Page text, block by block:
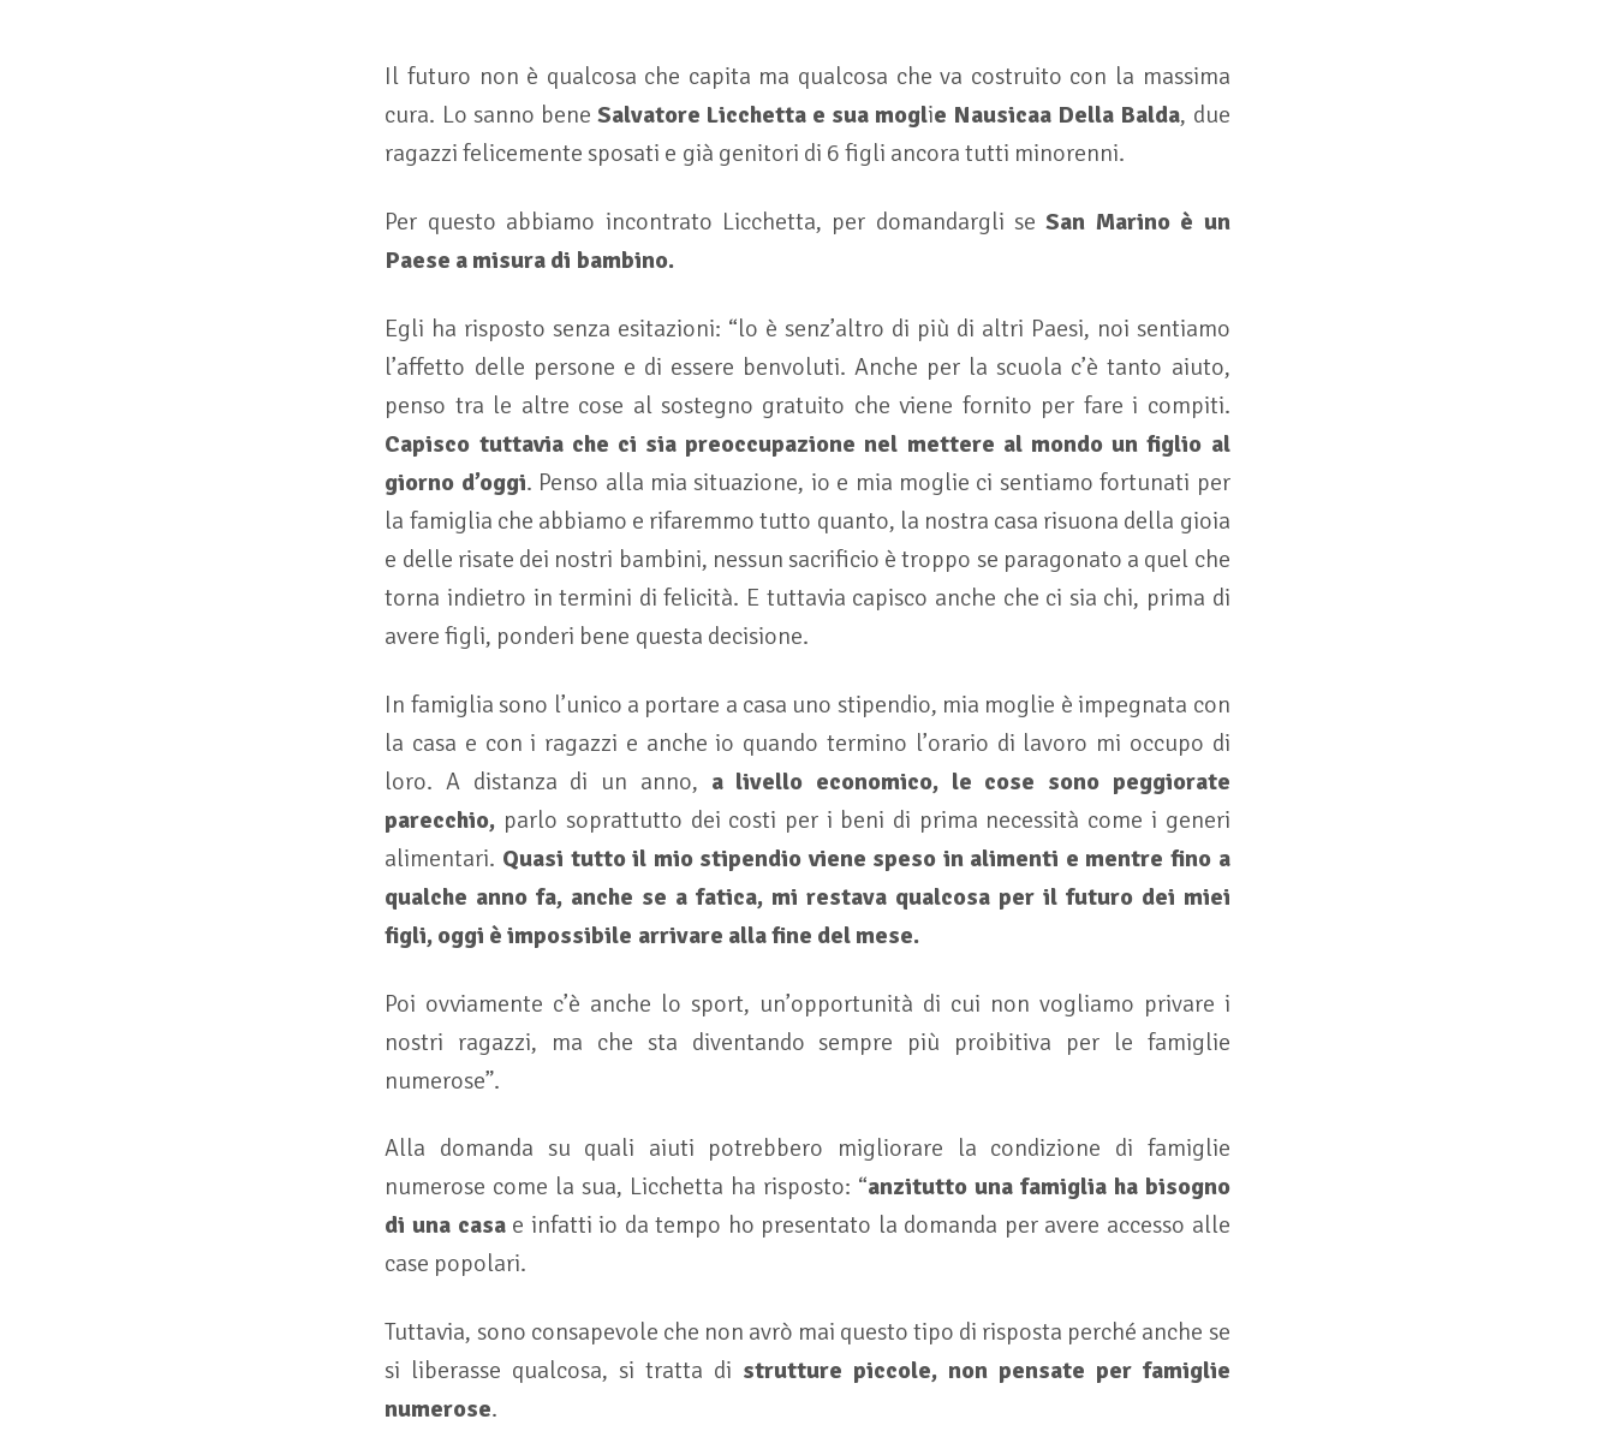
Il futuro non è qualcosa che capita ma qualcosa che va costruito con la massima
cura. Lo sanno bene Salvatore Licchetta e sua moglie Nausicaa Della Balda, due
ragazzi felicemente sposati e già genitori di 6 figli ancora tutti minorenni.
Per questo abbiamo incontrato Licchetta, per domandargli seSan Marino è un
Paese a misura di bambino.
Egli ha risposto senza esitazioni: “lo è senz’altro di più di altri Paesi, noi sentiamo
l’affetto delle persone e di essere benvoluti. Anche per la scuola c’è tanto aiuto,
penso tra le altre cose al sostegno gratuito che viene fornito per fare i compiti.
Capisco tuttavia che ci sia preoccupazione nel mettere al mondo un figlio al
giorno d’oggi. Penso alla mia situazione, io e mia moglie ci sentiamo fortunati per
la famiglia che abbiamo e rifaremmo tutto quanto, la nostra casa risuona della gioia
e delle risate dei nostri bambini, nessun sacrificio è troppo se paragonato a quel che
torna indietro in termini di felicità. E tuttavia capisco anche che ci sia chi, prima di
avere figli, ponderi bene questa decisione.
In famiglia sono l’unico a portare a casa uno stipendio, mia moglie è impegnata con
la casa e con i ragazzi e anche io quando termino l’orario di lavoro mi occupo di
loro. A distanza di un anno, a livello economico, le cose sono peggiorate
parecchio, parlo soprattutto dei costi per i beni di prima necessità come i generi
alimentari. Quasi tutto il mio stipendio viene speso in alimenti e mentre fino a
qualche anno fa, anche se a fatica, mi restava qualcosa per il futuro dei miei
figli, oggi è impossibile arrivare alla fine del mese.
Poi ovviamente c’è anche lo sport, un’opportunità di cui non vogliamo privare i
nostri ragazzi, ma che sta diventando sempre più proibitiva per le famiglie
numerose”.
Alla domanda su quali aiuti potrebbero migliorare la condizione di famiglie
numerose come la sua, Licchetta ha risposto: “anzitutto una famiglia ha bisogno
di una casa e infatti io da tempo ho presentato la domanda per avere accesso alle
case popolari.
Tuttavia, sono consapevole che non avrò mai questo tipo di risposta perché anche se
si liberasse qualcosa, si tratta di strutture piccole, non pensate per famiglie
numerose.